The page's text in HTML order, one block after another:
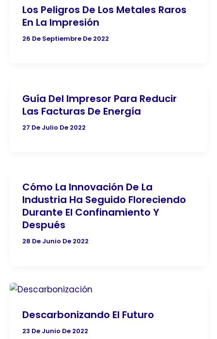
Los Peligros De Los Metales Raros
En La Impresión
26 De Septiembre De 2022
Guía Del Impresor Para Reducir
Las Facturas De Energía
27 De Julio De 2022
Cómo La Innovación De La
Industria Ha Seguido Floreciendo
Durante El Confinamiento Y
Después
28 De Junio De 2022
Descarbonizando El Futuro
23 De Junio De 2022